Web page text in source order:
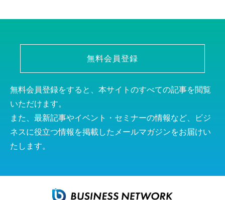
無料会員登録
無料会員登録をすると、本サイトのすべての記事を閲覧
いただけます。
また、最新記事やイベント・セミナーの情報など、ビジ
ネスに役立つ情報を掲載したメールマガジンをお届けい
たします。